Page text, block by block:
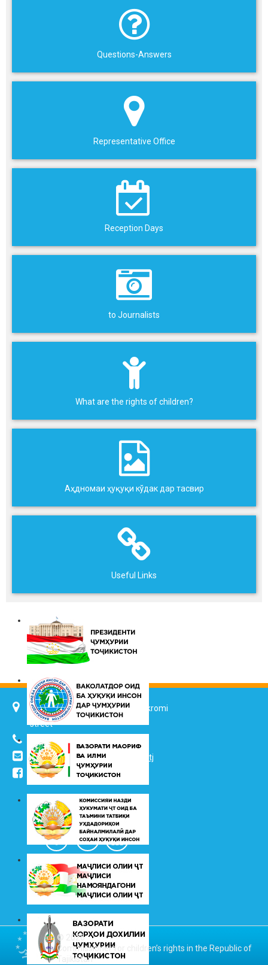
Questions-Answers
Representative Office
Reception Days
to Journalists
What are the rights of children?
Аҳдномаи ҳуқуқи кўдак дар тасвир
Useful Links
734025, Dushanbe city, 7 Jalol Ikromi
street
(+992 37) 2217352
info@vhk.tj
info@ombudsman.tj
/kudakon
© 2026
Commissioner for children’s rights in the Republic of
Tajikistan